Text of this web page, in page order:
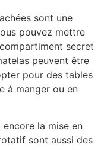
sont une
pouvez mettre
secret
peuvent être
pour des tables
à manger ou en
encore la mise en
sont aussi des